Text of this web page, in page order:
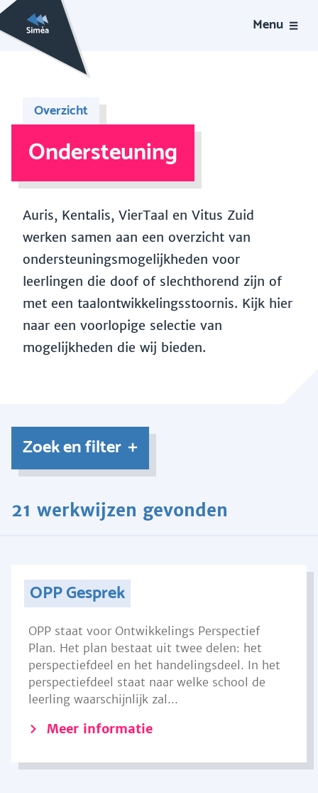
Menu
Overzicht
Ondersteuning
Auris, Kentalis, VierTaal en Vitus Zuid
werken samen aan een overzicht van
ondersteuningsmogelijkheden voor
leerlingen die doof of slechthorend zijn of
met een taalontwikkelingsstoornis. Kijk hier
naar een voorlopige selectie van
mogelijkheden die wij bieden.
Zoek en filter
21 werkwijzen gevonden
OPP Gesprek
OPP staat voor Ontwikkelings Perspectief
Plan. Het plan bestaat uit twee delen: het
perspectiefdeel en het handelingsdeel. In het
perspectiefdeel staat naar welke school de
leerling waarschijnlijk zal...
Meer informatie